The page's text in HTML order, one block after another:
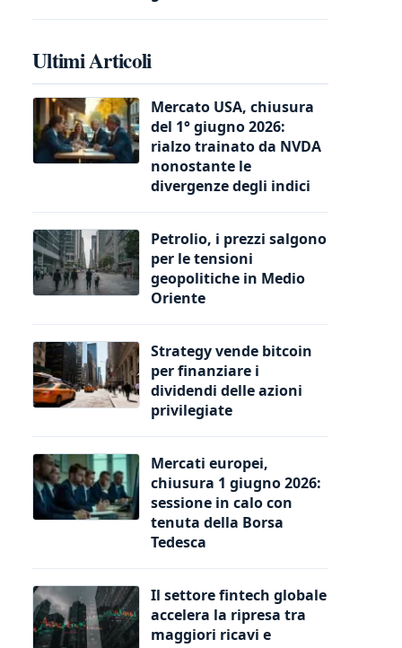
Ultimi Articoli
Mercato USA, chiusura
del 1° giugno 2026:
rialzo trainato da NVDA
nonostante le
divergenze degli indici
Petrolio, i prezzi salgono
per le tensioni
geopolitiche in Medio
Oriente
Strategy vende bitcoin
per finanziare i
dividendi delle azioni
privilegiate
Mercati europei,
chiusura 1 giugno 2026:
sessione in calo con
tenuta della Borsa
Tedesca
Il settore fintech globale
accelera la ripresa tra
maggiori ricavi e